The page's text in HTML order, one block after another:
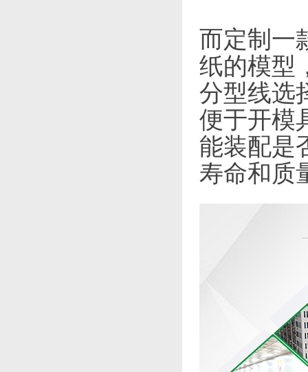
而定制一
纸的模型
分型线选
便于开模
能装配是
寿命和质